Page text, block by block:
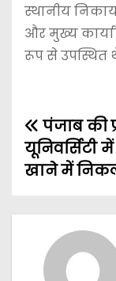
स्थानीय
और मुख्य
रूप से उपस्थित
पंजाब की
यूनिवर्सिटी
खाने में